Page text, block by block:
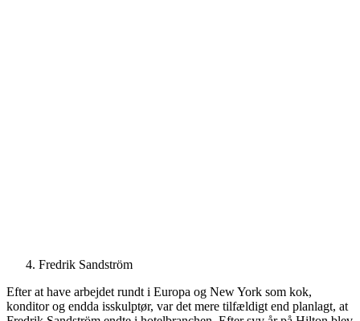
Fredrik Sandström
Efter at have arbejdet rundt i Europa og New York som kok,
konditor og endda isskulptør, var det mere tilfældigt end planlagt, at